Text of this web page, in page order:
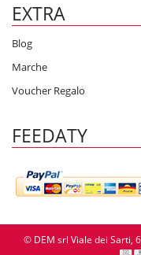
EXTRA
Blog
Marche
Voucher Regalo
FEEDATY
© DEM srl Viale dei Sarti,